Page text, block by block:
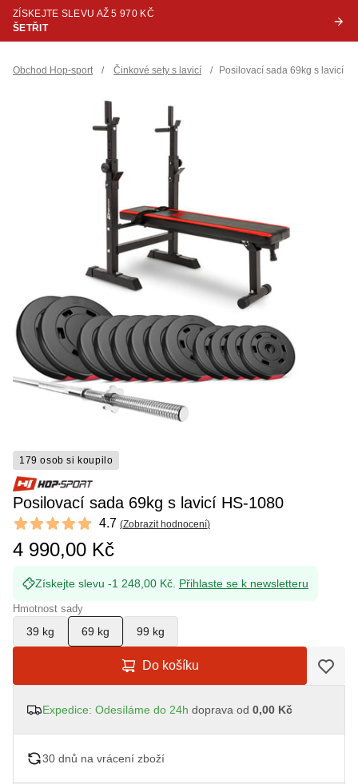
ZÍSKEJTE SLEVU AŽ 5 970 KČ
ŠETŘIT
Obchod Hop-sport / Činkové sety s lavicí / Posilovací sada 69kg s lavicí
179 osob si koupilo
Posilovací sada 69kg s lavicí HS-1080
Reviews
4.7 out of 5 stars 4.7 (Zobrazit hodnocení)
4 990,00 Kč
Získejte slevu -1 248,00 Kč. Přihlaste se k newsletteru
Hmotnost sady
39 kg 69 kg 99 kg
Do košíku
Expedice: Odesíláme do 24h doprava od 0,00 Kč
30 dnů na vrácení zboží